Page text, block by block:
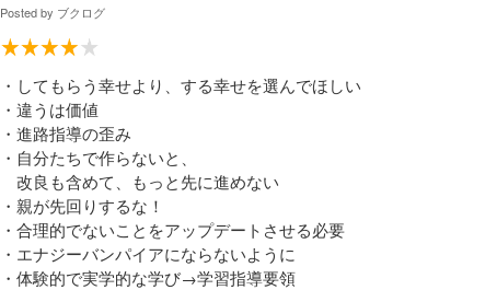
成功者がいつまでもその場にいることはない。分断から百人十
時代が求めるのは既存の正解ではなく、未来を創造する新し
Posted by ブクログ
・してもらう幸せより、する幸せを選んでほしい
・違うは価値
・進路指導の歪み
・自分たちで作らないと、
改良も含めて、もっと先に進めない
・親が先回りするな！
・合理的でないことをアップデートさせる必要
・エナジーバンパイアにならないように
・体験的で実学的な学び→学習指導要領